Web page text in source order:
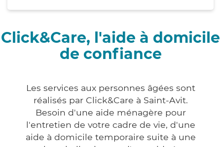
Click&Care, l'aide à domicile
de confiance
Les services aux personnes âgées sont
réalisés par Click&Care à Saint-Avit.
Besoin d'une aide ménagère pour
l'entretien de votre cadre de vie, d'une
aide à domicile temporaire suite à une